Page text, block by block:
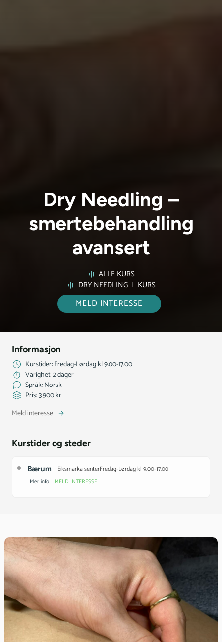
Dry Needling –
smertebehandling
avansert
ALLE KURS
DRY NEEDLING | KURS
MELD INTERESSE
Kurstider og steder
Bærum Eiksmarka senterFredag-Lørdag kl 9.00-17.00
Mer info MELD INTERESSE
Pris:3 900 kr
Sted: Bærum
Varighet:2 dager
Språk:Norsk
Adresse
Eiksmarka senter
NilsLeuchsvei 50
0754 Oslo
Vis i Google Maps
Informasjon
Kurstider: Fredag-Lørdag kl 9.00-17.00
Varighet: 2 dager
Språk: Norsk
Pris: 3 900 kr
Meld interesse